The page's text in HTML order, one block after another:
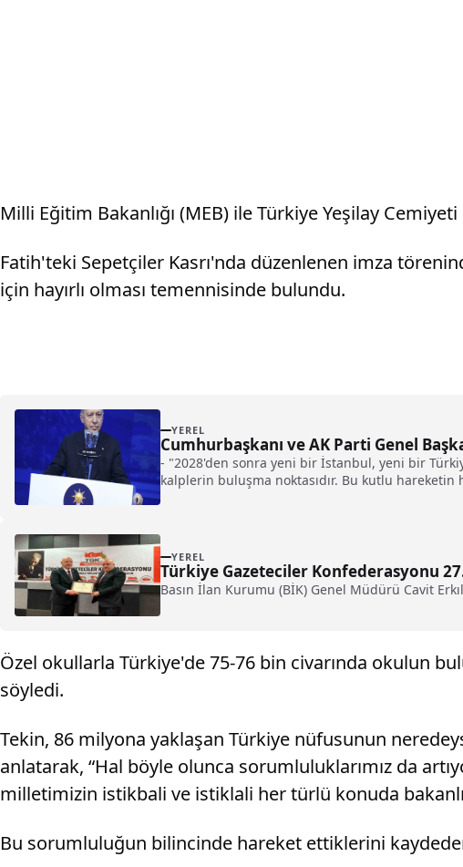
Milli Eğitim Bakanlığı (MEB) ile Türkiye Yeşilay
Fatih'teki Sepetçiler Kasrı'nda düzenlenen imza
için hayırlı olması temennisinde bulundu.
YEREL
Cumhurbaşkanı ve AK Parti Genel
- "2028'den sonra yeni bir İstanbul, yeni bir
kalplerin buluşma noktasıdır. Bu kutlu
YEREL
Türkiye Gazeteciler Konfederasyonu
Basın İlan Kurumu (BİK) Genel Müdürü Cavit
Özel okullarla Türkiye'de 75-76 bin civarında okulun
söyledi.
Tekin, 86 milyona yaklaşan Türkiye nüfusunun
anlatarak, “Hal böyle olunca sorumluluklarımız da
milletimizin istikbali ve istiklali her türlü konuda
Bu sorumluluğun bilincinde hareket ettiklerini